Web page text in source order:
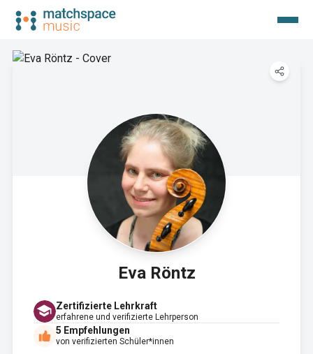
Eva Röntz
Zertifizierte Lehrkraft
erfahrene und verifizierte Lehrperson
5 Empfehlungen
von verifizierten Schüler*innen